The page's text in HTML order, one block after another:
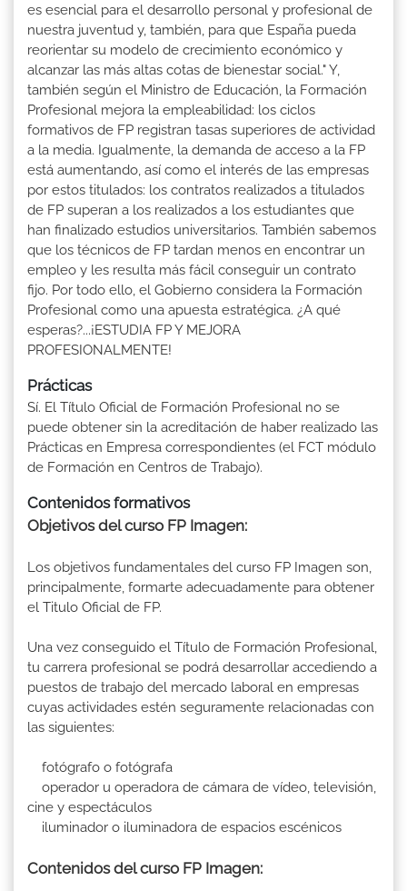
es esencial para el desarrollo personal y profesional de
nuestra juventud y, también, para que España pueda
reorientar su modelo de crecimiento económico y
alcanzar las más altas cotas de bienestar social." Y,
también según el Ministro de Educación, la Formación
Profesional mejora la empleabilidad: los ciclos
formativos de FP registran tasas superiores de actividad
a la media. Igualmente, la demanda de acceso a la FP
está aumentando, así como el interés de las empresas
por estos titulados: los contratos realizados a titulados
de FP superan a los realizados a los estudiantes que
han finalizado estudios universitarios. También sabemos
que los técnicos de FP tardan menos en encontrar un
empleo y les resulta más fácil conseguir un contrato
fijo. Por todo ello, el Gobierno considera la Formación
Profesional como una apuesta estratégica. ¿A qué
esperas?...¡ESTUDIA FP Y MEJORA
PROFESIONALMENTE!
Prácticas
Sí. El Título Oficial de Formación Profesional no se
puede obtener sin la acreditación de haber realizado las
Prácticas en Empresa correspondientes (el FCT módulo
de Formación en Centros de Trabajo).
Contenidos formativos
Objetivos del curso FP Imagen:
Los objetivos fundamentales del curso FP Imagen son,
principalmente, formarte adecuadamente para obtener
el Titulo Oficial de FP.
Una vez conseguido el Título de Formación Profesional,
tu carrera profesional se podrá desarrollar accediendo a
puestos de trabajo del mercado laboral en empresas
cuyas actividades estén seguramente relacionadas con
las siguientes:
fotógrafo o fotógrafa
operador u operadora de cámara de vídeo, televisión,
cine y espectáculos
iluminador o iluminadora de espacios escénicos
Contenidos del curso FP Imagen: